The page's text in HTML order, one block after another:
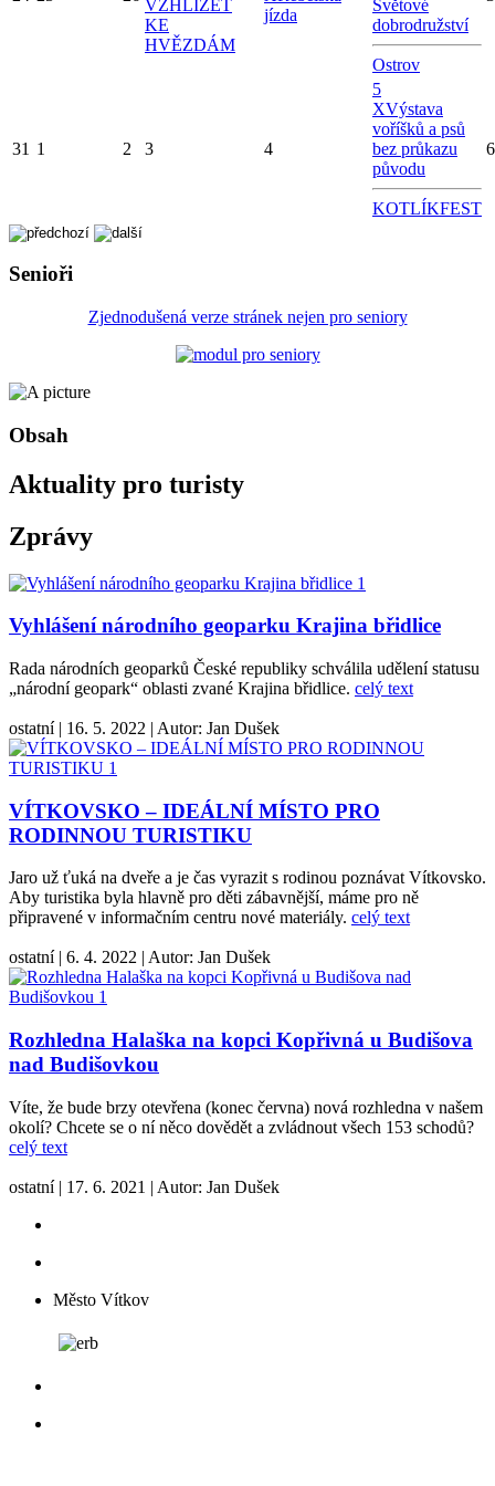
VZHLÍŽET
KE
HVĚZDÁM
jízda
Světové
dobrodružství
Ostrov
31 1 2 3 4
5
XVýstava
voříšků a psů
bez průkazu
původu
KOTLÍKFEST
6
Senioři
Zjednodušená verze stránek nejen pro seniory
Obsah
Aktuality pro turisty
Zprávy
Vyhlášení národního geoparku Krajina břidlice
Rada národních geoparků České republiky schválila udělení statusu
„národní geopark“ oblasti zvané Krajina břidlice. celý text
ostatní | 16. 5. 2022 | Autor: Jan Dušek
VÍTKOVSKO – IDEÁLNÍ MÍSTO PRO
RODINNOU TURISTIKU
Jaro už ťuká na dveře a je čas vyrazit s rodinou poznávat Vítkovsko.
Aby turistika byla hlavně pro děti zábavnější, máme pro ně
připravené v informačním centru nové materiály. celý text
ostatní | 6. 4. 2022 | Autor: Jan Dušek
Rozhledna Halaška na kopci Kopřivná u Budišova
nad Budišovkou
Víte, že bude brzy otevřena (konec června) nová rozhledna v našem
okolí? Chcete se o ní něco dovědět a zvládnout všech 153 schodů?
celý text
ostatní | 17. 6. 2021 | Autor: Jan Dušek
Město Vítkov